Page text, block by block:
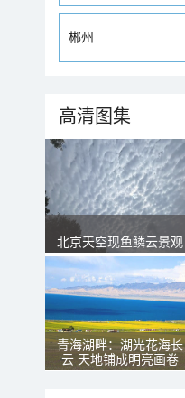
郴州
高清图集
北京天空现鱼鳞云景观
青海湖畔：湖光花海长
云 天地铺成明亮画卷